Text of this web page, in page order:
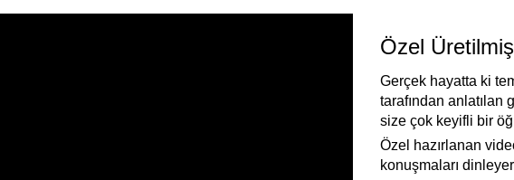
Özel
Gerçek hayatta ki
tarafından
size çok keyifli bir
Özel hazırlanan
konuşmaları